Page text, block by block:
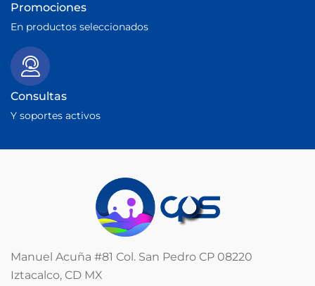
Promociones
En productos seleccionados
Consultas
Y soportes activos
Manuel Acuña #81 Col. San Pedro CP 08220
Iztacalco, CD MX